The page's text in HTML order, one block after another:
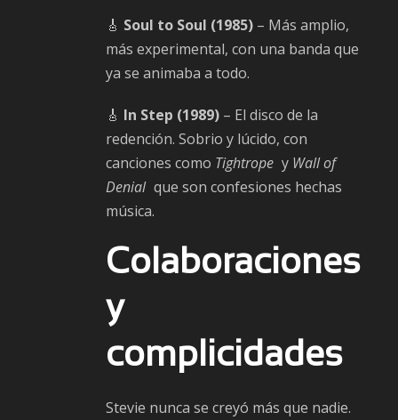
🎸 Soul to Soul (1985) – Más amplio,
más experimental, con una banda que
ya se animaba a todo.
🎸 In Step (1989) – El disco de la
redención. Sobrio y lúcido, con
canciones como Tightrope y Wall of
Denial que son confesiones hechas
música.
Colaboraciones
y
complicidades
Stevie nunca se creyó más que nadie.